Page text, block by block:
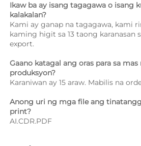
Ikaw ba ay isang tagagawa o isang
kalakalan?
Kami ay ganap na tagagawa, kami
kaming higit sa 13 taong karanasan
export.
Gaano katagal ang oras para sa
produksyon?
Karaniwan ay 15 araw. Mabilis na
Anong uri ng mga file ang
print?
AI.CDR.PDF